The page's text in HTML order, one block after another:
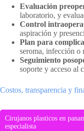
Evaluación
laboratorio, y
Control
aspiración y
Plan para
seroma, infección o
Seguimiento
soporte y acceso al
Costos, transparencia y
Cirujanos plasticos en
especialista